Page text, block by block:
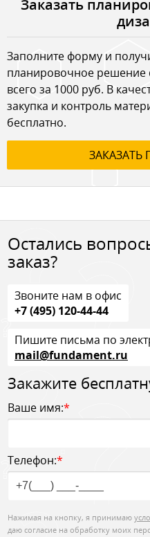
Заказать
Заполните форму и
планировочное решение
всего за 1000 руб. В
закупка и контроль
бесплатно.
ЗАКАЗАТЬ
Остались
заказ?
Звоните нам в офис
+7 (495) 120-44-44
Пишите письма по
mail@fundament.ru
Закажите
Ваше имя:*
Телефон:*
Нажимая на кнопку, я принимаю
даю согласие на обработку моих